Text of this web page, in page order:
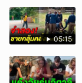
05:15